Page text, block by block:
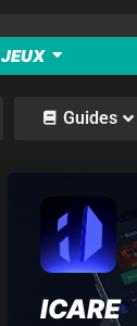
JEUX
Guides
ICARE